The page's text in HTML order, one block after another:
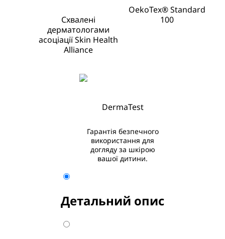
Схвалені
дерматологами
асоціації Skin Health
Alliance
OekoTex® Standard
100
DermaTest
Гарантія безпечного
використання для
догляду за шкірою
вашої дитини.
Детальний опис